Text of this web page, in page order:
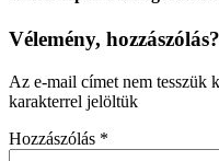
Vélemény, hozzászólás?
Az e-mail címet nem tesszük
karakterrel jelöltük
Hozzászólás *